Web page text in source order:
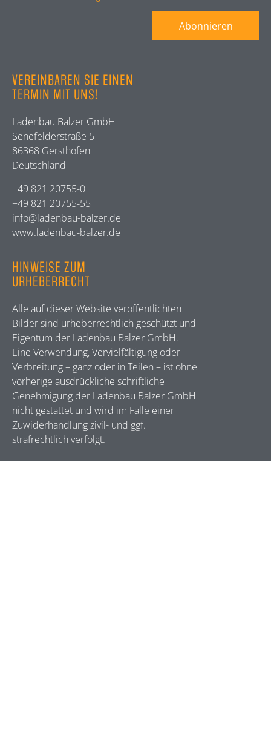
Abonnieren
VEREINBAREN SIE EINEN
TERMIN MIT UNS!
Ladenbau Balzer GmbH
Senefelderstraße 5
86368 Gersthofen
Deutschland
+49 821 20755-0
+49 821 20755-55
info@ladenbau-balzer.de
www.ladenbau-balzer.de
HINWEISE ZUM
URHEBERRECHT
Alle auf dieser Website veröffentlichten
Bilder sind urheberrechtlich geschützt und
Eigentum der Ladenbau Balzer GmbH.
Eine Verwendung, Vervielfältigung oder
Verbreitung – ganz oder in Teilen – ist ohne
vorherige ausdrückliche schriftliche
Genehmigung der Ladenbau Balzer GmbH
nicht gestattet und wird im Falle einer
Zuwiderhandlung zivil- und ggf.
strafrechtlich verfolgt.